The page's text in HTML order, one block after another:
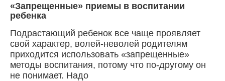
«Запрещенные» приемы в воспитании
ребенка
Подрастающий ребенок все чаще проявляет
свой характер, волей-неволей родителям
приходится использовать «запрещенные»
методы воспитания, потому что по-другому он
не понимает. Надо